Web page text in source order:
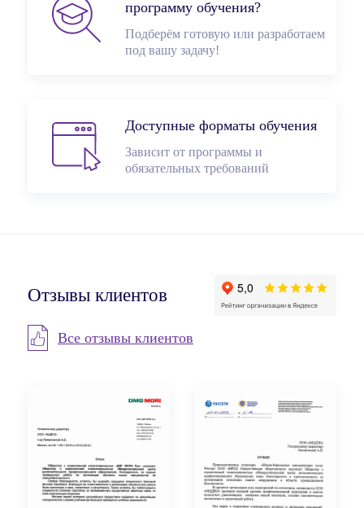
программу обучения?
Подберём готовую или разработаем
под вашу задачу!
Доступные форматы обучения
Зависит от программы и
обязательных требований
Отзывы клиентов
Все отзывы клиентов